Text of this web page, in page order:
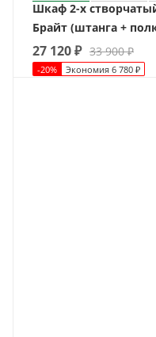
Шкаф 2-х
Брайт (штанга +
27 120₽ 33 900₽
-20% Экономия 6 780 ₽